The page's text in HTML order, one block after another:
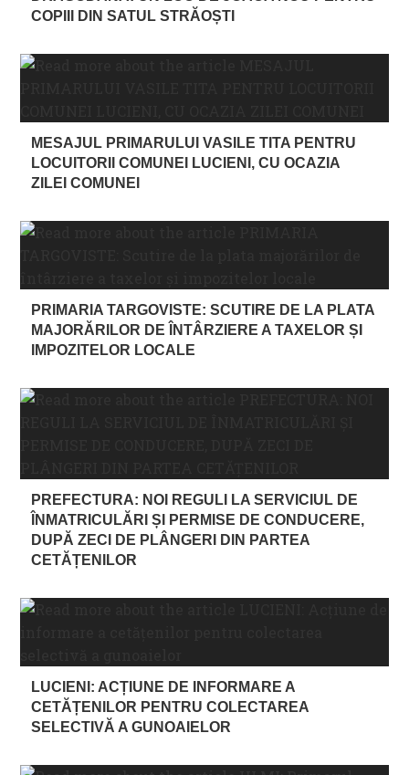
COPIII DIN SATUL STRĂOȘTI
MESAJUL PRIMARULUI VASILE TITA PENTRU
LOCUITORII COMUNEI LUCIENI, CU OCAZIA
ZILEI COMUNEI
PRIMARIA TARGOVISTE: SCUTIRE DE LA PLATA
MAJORĂRILOR DE ÎNTÂRZIERE A TAXELOR ȘI
IMPOZITELOR LOCALE
PREFECTURA: NOI REGULI LA SERVICIUL DE
ÎNMATRICULĂRI ȘI PERMISE DE CONDUCERE,
DUPĂ ZECI DE PLÂNGERI DIN PARTEA
CETĂȚENILOR
LUCIENI: ACȚIUNE DE INFORMARE A
CETĂȚENILOR PENTRU COLECTAREA
SELECTIVĂ A GUNOAIELOR